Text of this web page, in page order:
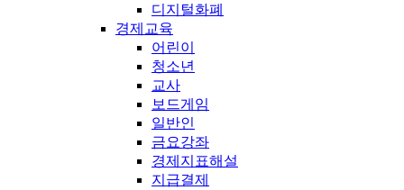
디지털화폐
경제교육
어린이
청소년
교사
보드게임
일반인
금요강좌
경제지표해설
지급결제